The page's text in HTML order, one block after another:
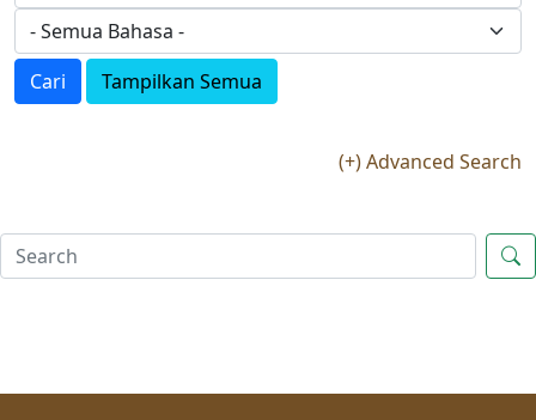
Cari Tampilkan Semua
(+) Advanced Search